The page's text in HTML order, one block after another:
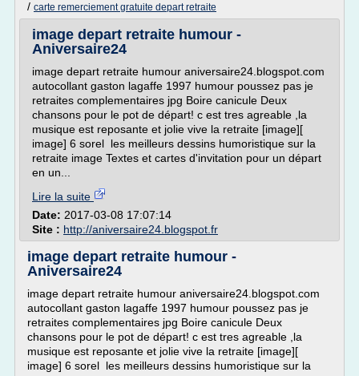
/ carte remerciement gratuite depart retraite
image depart retraite humour -
Aniversaire24
image depart retraite humour aniversaire24.blogspot.com
autocollant gaston lagaffe 1997 humour poussez pas je
retraites complementaires jpg Boire canicule Deux
chansons pour le pot de départ! c est tres agreable ,la
musique est reposante et jolie vive la retraite [image][
image] 6 sorel les meilleurs dessins humoristique sur la
retraite image Textes et cartes d'invitation pour un départ
en un...
Lire la suite
Date: 2017-03-08 17:07:14
Site : http://aniversaire24.blogspot.fr
image depart retraite humour -
Aniversaire24
image depart retraite humour aniversaire24.blogspot.com
autocollant gaston lagaffe 1997 humour poussez pas je
retraites complementaires jpg Boire canicule Deux
chansons pour le pot de départ! c est tres agreable ,la
musique est reposante et jolie vive la retraite [image][
image] 6 sorel les meilleurs dessins humoristique sur la